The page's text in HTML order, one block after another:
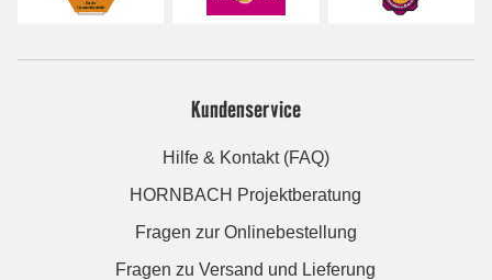
Kundenservice
Hilfe & Kontakt (FAQ)
HORNBACH Projektberatung
Fragen zur Onlinebestellung
Fragen zu Versand und Lieferung